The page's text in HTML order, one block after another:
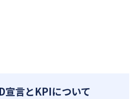
宣言とKPIについて